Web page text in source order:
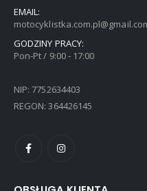
EMAIL:
GODZINY PRACY:
Pon-Pt / 9:00 - 17:00
NIP: 7752634403
REGON: 364426145